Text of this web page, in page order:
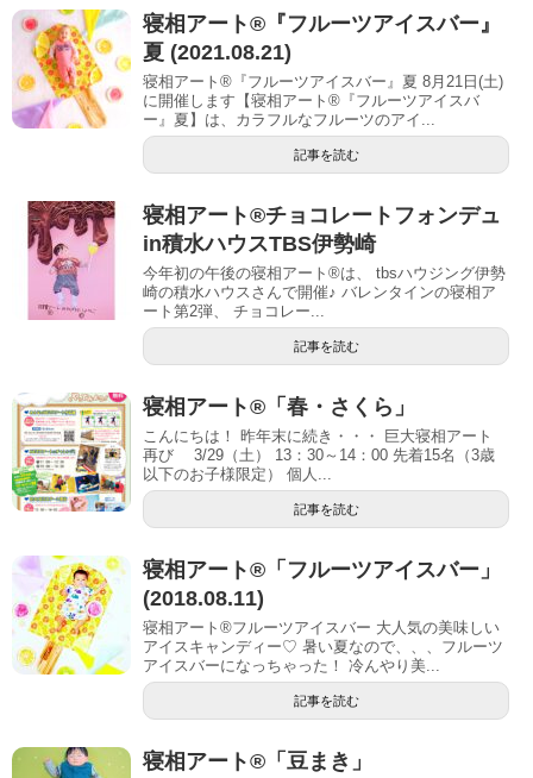
寝相アート®︎『フルーツアイスバー』
夏 (2021.08.21)
寝相アート®『フルーツアイスバー』夏 8月21日(土)
に開催します【寝相アート®︎『フルーツアイスバ
ー』夏】は、カラフルなフルーツのアイ...
記事を読む
寝相アート®︎チョコレートフォンデュ
in積水ハウスTBS伊勢崎
今年初の午後の寝相アート®︎は、 tbsハウジング伊勢
崎の積水ハウスさんで開催♪ バレンタインの寝相ア
ート第2弾、 チョコレー...
記事を読む
寝相アート®「春・さくら」
こんにちは！ 昨年末に続き・・・ 巨大寝相アート
再び 3/29（土） 13：30～14：00 先着15名（3歳
以下のお子様限定） 個人...
記事を読む
寝相アート®︎「フルーツアイスバー」
(2018.08.11)
寝相アート®︎フルーツアイスバー 大人気の美味しい
アイスキャンディー♡ 暑い夏なので、、、フルーツ
アイスバーになっちゃった！ 冷んやり美...
記事を読む
寝相アート®︎「豆まき」